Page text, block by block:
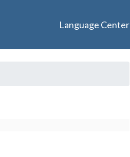
Language Center